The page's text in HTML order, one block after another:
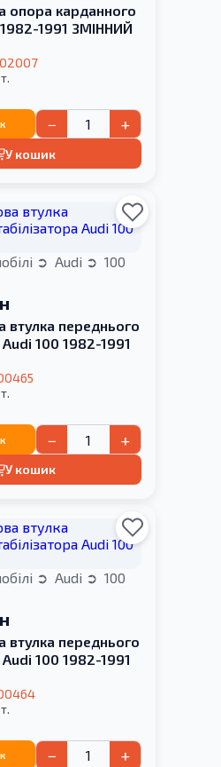
опора карданного
1991 ЗМІННИЙ
− +
У кошик
Audi
100
втулка переднього
Audi 100 1982-1991
− +
У кошик
Audi
100
втулка переднього
Audi 100 1982-1991
− +